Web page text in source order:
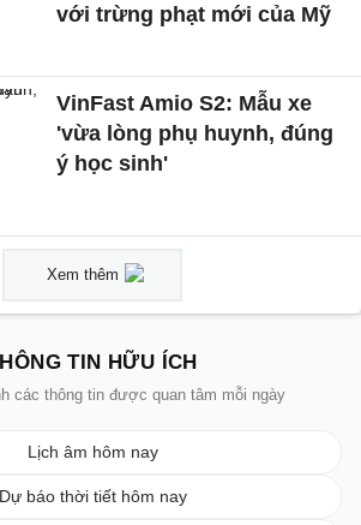
với trừng phạt mới của Mỹ
VinFast Amio S2: Mẫu xe
'vừa lòng phụ huynh, đúng
ý học sinh'
Xem thêm
TIN HỮU ÍCH
các thông tin được quan tâm mỗi ngày
Lịch âm hôm nay
Dự báo thời tiết hôm nay